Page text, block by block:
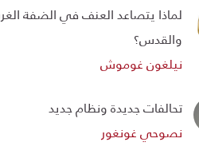
لماذا يتصاعد العنف في الضفة
والقدس؟
نيلغون غوموش
تحالفات جديدة ونظام جديد
نصوحي غونغور